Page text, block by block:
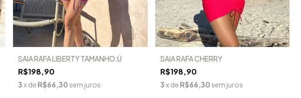
SAIA RAFA LIBERTY TAMANHO:Ú
R$198,90
3x de R$66,30 sem juros
SAIA RAFA CHERRY
R$198,90
3x de R$66,30 sem juros